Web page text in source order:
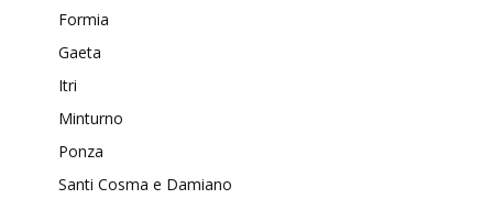
Formia
Gaeta
Itri
Minturno
Ponza
Santi Cosma e Damiano